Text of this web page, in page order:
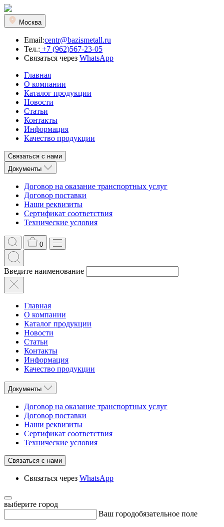
Москва
Email:centr@bazismetall.ru
Тел.: +7 (962)567-23-05
Связаться через WhatsApp
Главная
О компании
Каталог продукции
Новости
Статьи
Контакты
Информация
Качество продукции
Связаться с нами
Документы
Договор на оказание транспортных услуг
Договор поставки
Наши реквизиты
Сертификат соответствия
Технические условия
0
Введите наименование
Главная
О компании
Каталог продукции
Новости
Статьи
Контакты
Информация
Качество продукции
Документы
Договор на оказание транспортных услуг
Договор поставки
Наши реквизиты
Сертификат соответствия
Технические условия
Связаться с нами
Связаться через WhatsApp
выберите город
Ваш городобязательное поле